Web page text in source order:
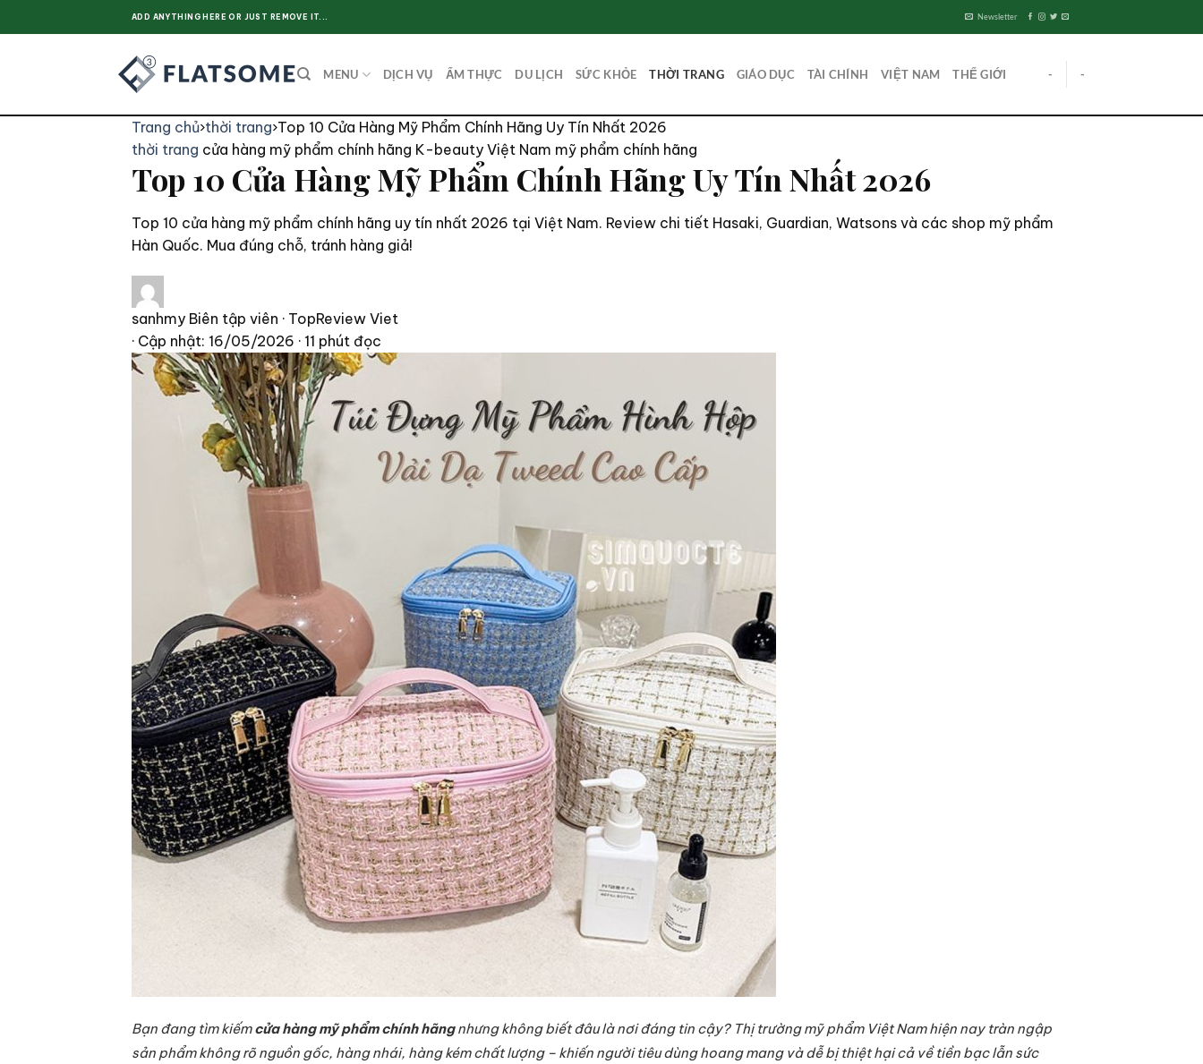
to
ADD ANYTHING HERE OR JUST REMOVE IT... Newsletter
MENU DỊCH VỤ ẨM THỰC DU LỊCH SỨC KHỎE THỜI TRANG GIÁO DỤC TÀI CHÍNH VIỆT NAM THẾ GIỚI - -
Trang chủ›thời trang›Top 10 Cửa Hàng Mỹ Phẩm Chính Hãng Uy Tín Nhất 2026
thời trang cửa hàng mỹ phẩm chính hãng K-beauty Việt Nam mỹ phẩm chính hãng
Top 10 Cửa Hàng Mỹ Phẩm Chính Hãng Uy Tín Nhất 2026
Top 10 cửa hàng mỹ phẩm chính hãng uy tín nhất 2026 tại Việt Nam. Review chi tiết Hasaki, Guardian, Watsons và các shop mỹ phẩm
Hàn Quốc. Mua đúng chỗ, tránh hàng giả!
sanhmy Biên tập viên · TopReview Viet
· Cập nhật: 16/05/2026 · 11 phút đọc
Bạn đang tìm kiếmcửa hàng mỹ phẩm chính hãngnhưng không biết đâu là nơi đáng tin cậy? Thị trường mỹ phẩm Việt Nam hiện nay tràn ngập
sản phẩm không rõ nguồn gốc, hàng nhái, hàng kém chất lượng – khiến người tiêu dùng hoang mang và dễ bị thiệt hại cả về tiền bạc lẫn sức